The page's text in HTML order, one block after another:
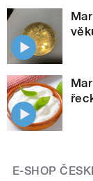
E-SHOP